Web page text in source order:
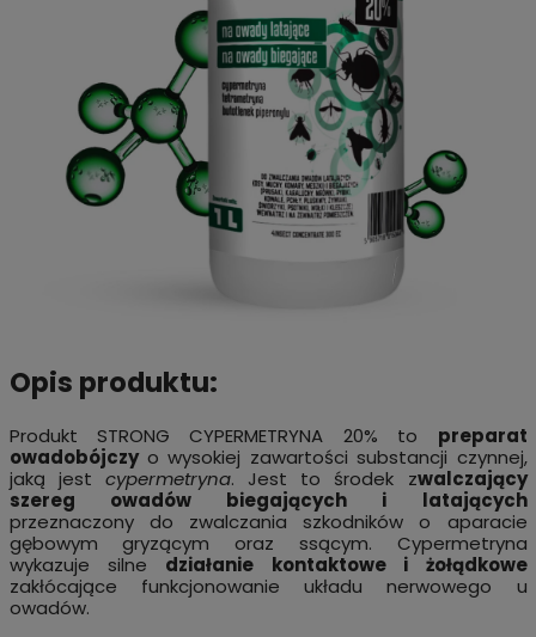
Opis produktu:
Produkt STRONG CYPERMETRYNA 20% to preparat
owadobójczyo wysokiej zawartości substancji czynnej,
jaką jest cypermetryna. Jest to środek zwalczający
szereg owadów biegających i latających
przeznaczony do zwalczania szkodników o aparacie
gębowym gryzącym oraz ssącym. Cypermetryna
wykazuje silne działanie kontaktowe i żołądkowe
zakłócające funkcjonowanie układu nerwowego u
owadów.